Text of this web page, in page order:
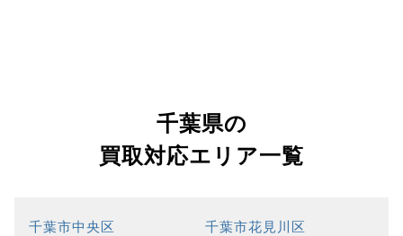
千葉県の
買取対応エリア一覧
千葉市中央区 千葉市花見川区